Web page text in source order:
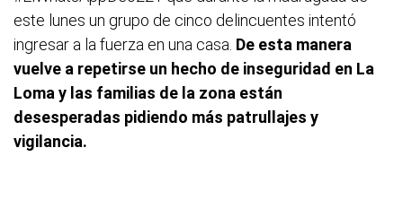
este lunes un grupo de cinco delincuentes intentó
ingresar a la fuerza en una casa. De esta manera
vuelve a repetirse un hecho de inseguridad en La
Loma y las familias de la zona están
desesperadas pidiendo más patrullajes y
vigilancia.